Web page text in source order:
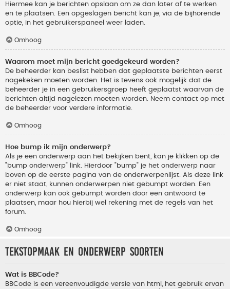
Hiermee kan je berichten opslaan om ze dan later af te werken
en te plaatsen. Een opgeslagen bericht kan je, via de bijhorende
optie, in het gebruikerspaneel weer laden.
Omhoog
Waarom moet mijn bericht goedgekeurd worden?
De beheerder kan beslist hebben dat geplaatste berichten eerst
nagekeken moeten worden. Het is tevens ook mogelijk dat de
beheerder je in een gebruikersgroep heeft geplaatst waarvan de
berichten altijd nagelezen moeten worden. Neem contact op met
de beheerder voor verdere informatie.
Omhoog
Hoe bump ik mijn onderwerp?
Als je een onderwerp aan het bekijken bent, kan je klikken op de
"bump onderwerp" link. Hierdoor "bump" je het onderwerp naar
boven op de eerste pagina van de onderwerpenlijst. Als deze link
er niet staat, kunnen onderwerpen niet gebumpt worden. Een
onderwerp kan ook gebumpt worden door een antwoord te
plaatsen, maar hou hierbij wel rekening met de regels van het
forum.
Omhoog
Tekstopmaak en onderwerp soorten
Wat is BBCode?
BBCode is een vereenvoudigde versie van html, het gebruik ervan